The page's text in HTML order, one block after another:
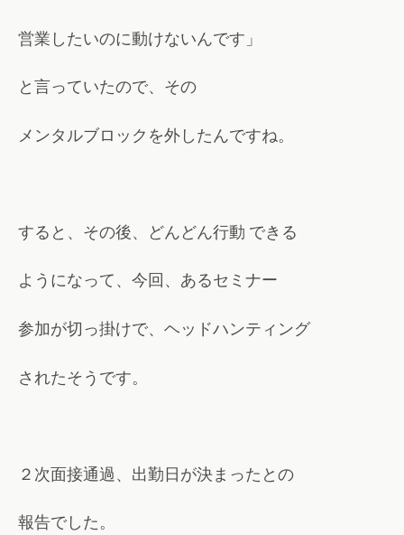
営業したいのに動けないんです」
と言っていたので、その
メンタルブロックを外したんですね。
すると、その後、どんどん行動 できる
ようになって、今回、あるセミナー
参加が切っ掛けで、ヘッドハンティング
されたそうです。
２次面接通過、出勤日が決まったとの
報告でした。